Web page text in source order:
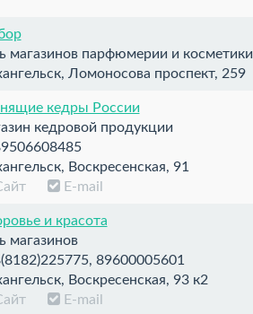
магазинов парфюмерии и косметики
Ломоносова проспект, 259
кедры России
кедровой продукции
Воскресенская, 91
E-mail
и красота
магазинов
89600005601
Воскресенская, 93 к2
E-mail